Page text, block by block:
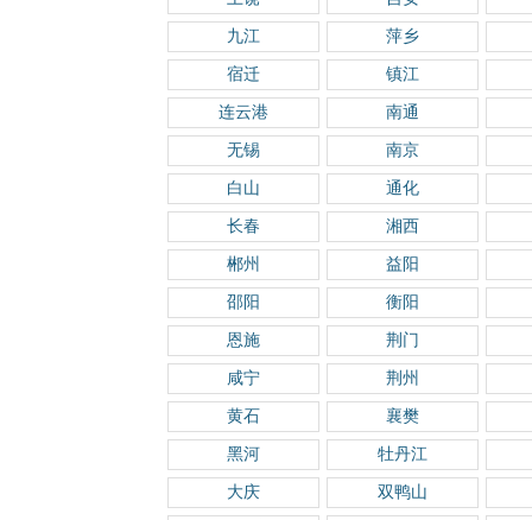
九江 萍乡
宿迁 镇江
连云港 南通
无锡 南京
白山 通化
长春 湘西
郴州 益阳
邵阳 衡阳
恩施 荆门
咸宁 荆州
黄石 襄樊
黑河 牡丹江
大庆 双鸭山